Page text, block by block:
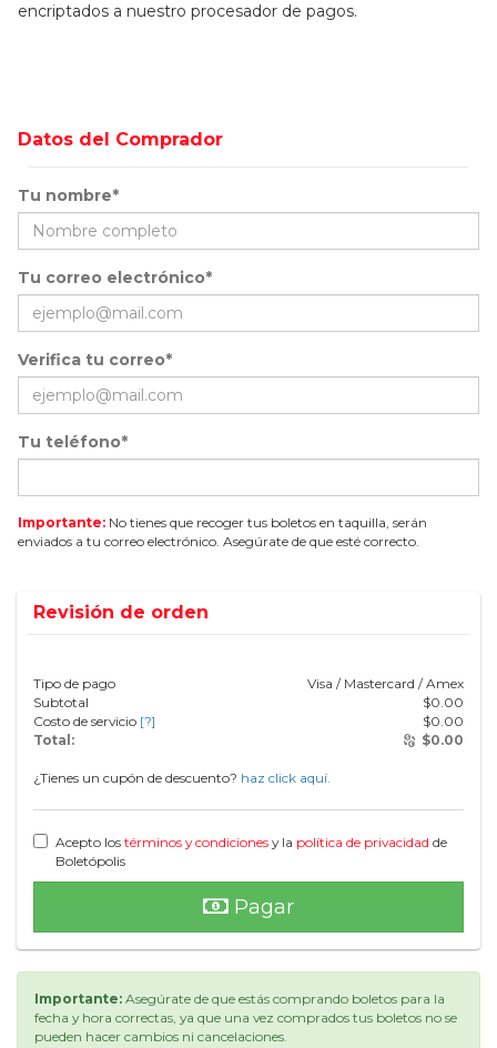
encriptados a nuestro procesador de pagos.
Datos del Comprador
Tu nombre*
Tu correo electrónico*
Verifica tu correo*
Tu teléfono*
Importante: No tienes que recoger tus boletos en taquilla, serán
enviados a tu correo electrónico. Asegúrate de que esté correcto.
Revisión de orden
Tipo de pago
Visa / Mastercard / Amex
Subtotal
$0.00
Costo de servicio [?] $0.00
Total:
$0.00
¿Tienes un cupón de descuento? haz click aquí.
Acepto los términos y condiciones y la política de privacidad de
Boletópolis
Pagar
Importante: Asegúrate de que estás comprando boletos para la
fecha y hora correctas, ya que una vez comprados tus boletos no se
pueden hacer cambios ni cancelaciones.